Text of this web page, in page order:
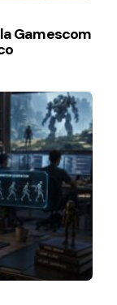
Gamescom